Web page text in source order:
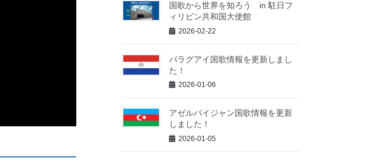
国歌から世界を知ろう in 駐日フ
ィリピン共和国大使館
2026-02-22
パラグアイ国歌情報を更新しまし
た！
2026-01-06
アゼルバイジャン国歌情報を更新
しました！
2026-01-05